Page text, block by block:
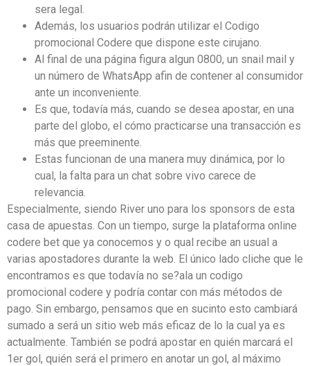
sera legal.
Además, los usuarios podrán utilizar el Codigo
promocional Codere que dispone este cirujano.
Al final de una página figura algun 0800, un snail mail y
un número de WhatsApp afin de contener al consumidor
ante un inconveniente.
Es que, todavía más, cuando se desea apostar, en una
parte del globo, el cómo practicarse una transacción es
más que preeminente.
Estas funcionan de una manera muy dinámica, por lo
cual, la falta para un chat sobre vivo carece de
relevancia.
Especialmente, siendo River uno para los sponsors de esta
casa de apuestas. Con un tiempo, surge la plataforma online
codere bet que ya conocemos y o qual recibe an usual a
varias apostadores durante la web. El único lado cliche que le
encontramos es que todavía no se?ala un codigo
promocional codere y podría contar con más métodos de
pago. Sin embargo, pensamos que en sucinto esto cambiará
sumado a será un sitio web más eficaz de lo la cual ya es
actualmente. También se podrá apostar en quién marcará el
1er gol, quién será el primero en anotar un gol, al máximo